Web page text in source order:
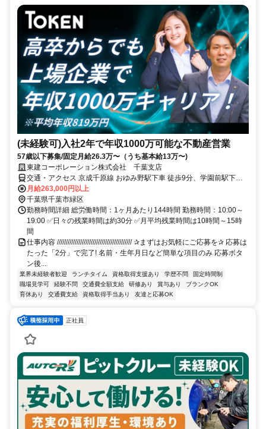
(未経験可)入社2年で年収1000万可能な不動産営業
57歳以下募集/固定月給26.3万〜（うち基本給13万〜)
東建コーポレーション株式会社 千葉支店
交通・アクセス 京成千原線 おゆみ野駅下車 徒歩9分、学園前駅下車
徒歩6分
月給263,000円以上
千葉県千葉市緑区
勤務時間詳細 総労働時間：1ヶ月あたり144時間 勤務時間：10:00～
19:00 ✅日々の残業時間は約30分 ✅月平均残業時間は10時間～15時
間
仕事内容 ////////////////////////////////////////// ✰まずはお気軽にご応募を✰ 応募は
たった「2分」で完了! 名前・生年月日など簡単な項目のみ 応募ボタ
ン後...
業界未経験者歓迎 ランチタイム 資格取得支援あり 学歴不問
固定時間制
職場見学可
経験不問 交通費全額支給 研修あり 賞与あり
ブランクOK
育休あり
交通費支給 資格取得手当あり 友達と応募OK
正社員